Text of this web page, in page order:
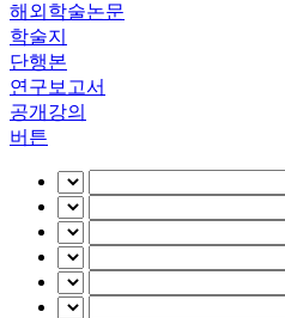
해외학술논문
학술지
단행본
연구보고서
공개강의
버튼